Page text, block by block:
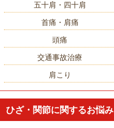
五十肩・四十肩
首痛・肩痛
頭痛
交通事故治療
肩こり
ひざ・関節に関するお悩み